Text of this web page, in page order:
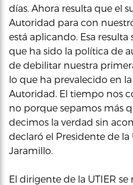
días. Ahora resulta que el
Autoridad para con
está aplicando. Esa
que ha sido la política de
de debilitar nuestra
lo que ha prevalecido en
Autoridad. El tiempo nos
no porque sepamos más
decimos la verdad sin
declaró el Presidente de
Jaramillo.
El dirigente de la UTIER